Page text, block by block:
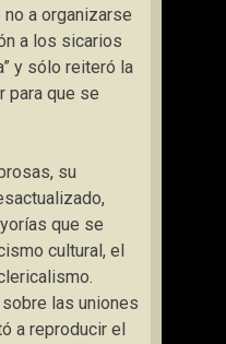
a organizarse
a los sicarios
y sólo reiteró la
para que se
su
que se
cultural, el
las uniones
a reproducir el